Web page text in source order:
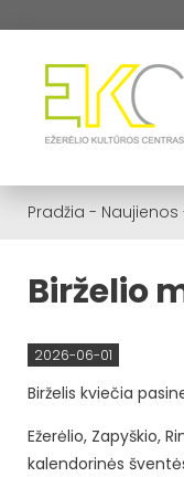
Pradžia - Naujienos
Birželio
2026-06-01
Birželis kviečia
Ežerėlio, Zapyškio,
kalendorinės